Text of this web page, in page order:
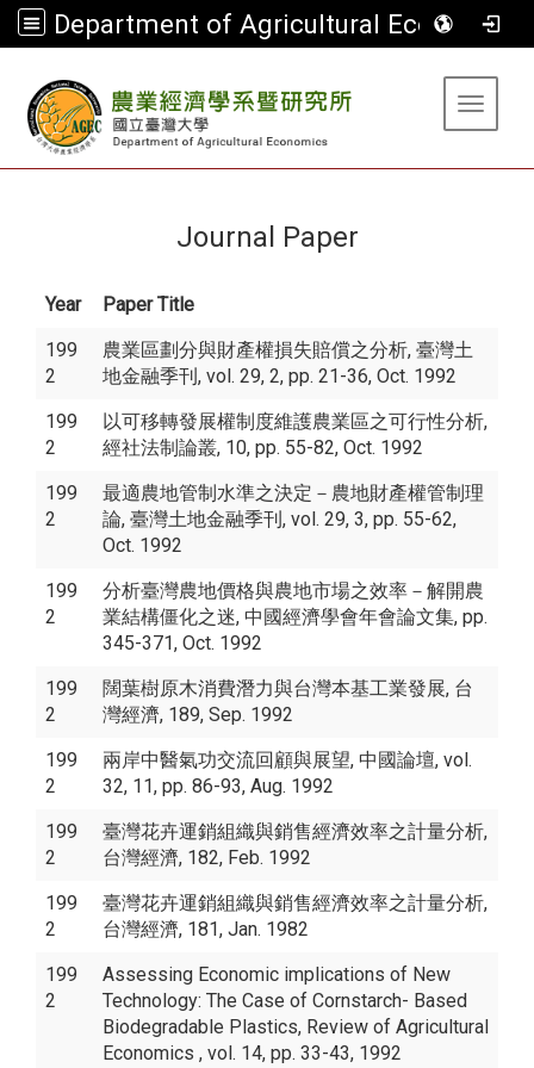
Department of Agricultural Economics
Toggle
Journal Paper
Year
Paper Title
199
2
農業區劃分與財產權損失賠償之分析, 臺灣土
地金融季刊, vol. 29, 2, pp. 21-36, Oct. 1992
199
2
以可移轉發展權制度維護農業區之可行性分析,
經社法制論叢, 10, pp. 55-82, Oct. 1992
199
2
最適農地管制水準之決定－農地財產權管制理
論, 臺灣土地金融季刊, vol. 29, 3, pp. 55-62,
Oct. 1992
199
2
分析臺灣農地價格與農地市場之效率－解開農
業結構僵化之迷, 中國經濟學會年會論文集, pp.
345-371, Oct. 1992
199
2
闊葉樹原木消費潛力與台灣本基工業發展, 台
灣經濟, 189, Sep. 1992
199
2
兩岸中醫氣功交流回顧與展望, 中國論壇, vol.
32, 11, pp. 86-93, Aug. 1992
199
2
臺灣花卉運銷組織與銷售經濟效率之計量分析,
台灣經濟, 182, Feb. 1992
199
2
臺灣花卉運銷組織與銷售經濟效率之計量分析,
台灣經濟, 181, Jan. 1982
199
2
Assessing Economic implications of New
Technology: The Case of Cornstarch- Based
Biodegradable Plastics, Review of Agricultural
Economics , vol. 14, pp. 33-43, 1992